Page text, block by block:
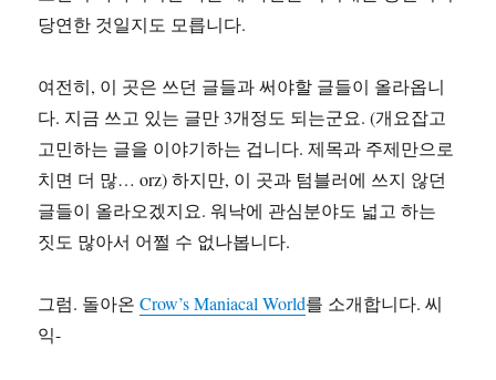
당연한 것일지도 모릅니다.
여전히, 이 곳은 쓰던 글들과 써야할 글들이 올라옵니
다. 지금 쓰고 있는 글만 3개정도 되는군요. (개요잡고
고민하는 글을 이야기하는 겁니다. 제목과 주제만으로
치면 더 많… orz) 하지만, 이 곳과 텀블러에 쓰지 않던
글들이 올라오겠지요. 워낙에 관심분야도 넓고 하는
짓도 많아서 어쩔 수 없나봅니다.
그럼. 돌아온Crow’s Maniacal World를 소개합니다. 씨
익-